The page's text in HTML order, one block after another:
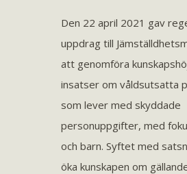
Den 22 april 2021 gav
uppdrag till
att genomföra
insatser om våldsutsatta
som lever med skyddade
personuppgifter, med
och barn. Syftet med
öka kunskapen om